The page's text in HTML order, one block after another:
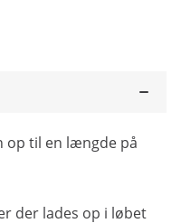
op til en længde på
der lades op i løbet